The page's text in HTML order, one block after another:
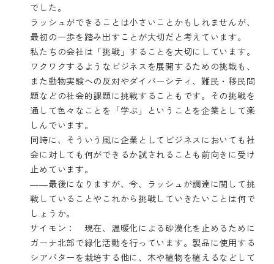
でした。
ラッシュができることは小さいことかもしれませんが、
最初の一歩を踏み出すことが大切だと考えています。
私たちの会社は「挑戦」することを大切にしています。
ワクワクするようなビジネスを展開するための挑戦も、
また動物実験への反対やダイバーシティ、難民・移民問
題などの社会的課題に挑戦することもです。その挑戦を
通して色々なことを「学ぶ」ということを企業として楽
しんでいます。
同時に、そういう風に企業としてビジネスにおいても社
会に対しても何ができるか試されることも前向きに受け
止めています。
――最後になりますが、今、ラッシュが調達に関して挑
戦していることやこれから挑戦していきたいことは何で
しょうか。
サイモン： 現在、温暖化による砂漠化を止めるために
ガーナ北部で緑化活動を行っています。製品に使用する
シアバターを栽培する他に、木や植物を植えるなどして